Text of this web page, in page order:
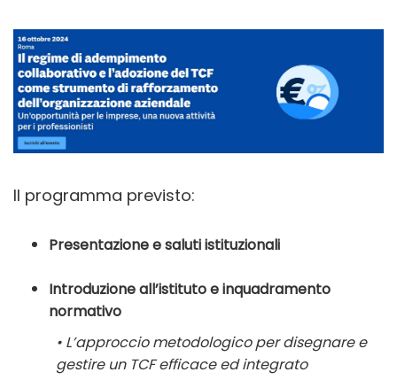
Il programma previsto:
Presentazione e saluti istituzionali
Introduzione all’istituto e inquadramento
normativo
• L’approccio metodologico per disegnare e
gestire un TCF efficace ed integrato